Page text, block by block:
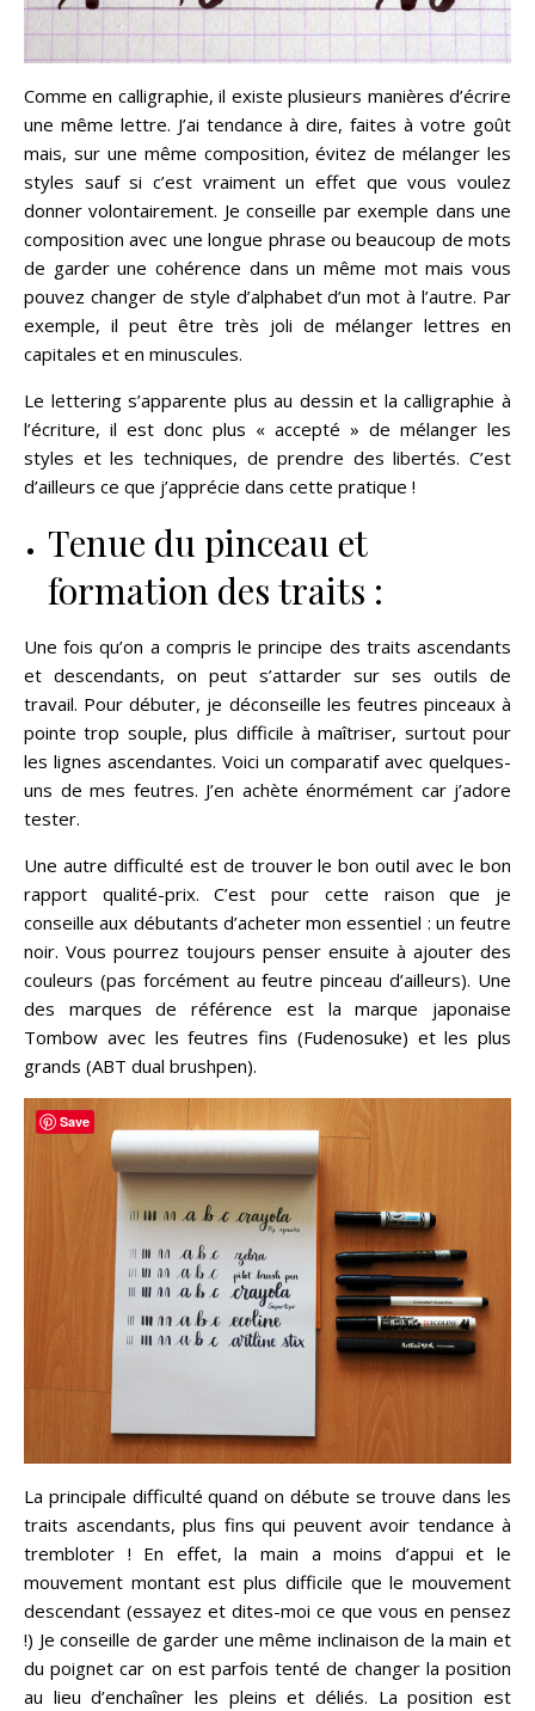
Comme en calligraphie, il existe plusieurs manières d’écrire
une même lettre. J’ai tendance à dire, faites à votre goût
mais, sur une même composition, évitez de mélanger les
styles sauf si c’est vraiment un effet que vous voulez
donner volontairement. Je conseille par exemple dans une
composition avec une longue phrase ou beaucoup de mots
de garder une cohérence dans un même mot mais vous
pouvez changer de style d’alphabet d’un mot à l’autre. Par
exemple, il peut être très joli de mélanger lettres en
capitales et en minuscules.
Le lettering s’apparente plus au dessin et la calligraphie à
l’écriture, il est donc plus « accepté » de mélanger les
styles et les techniques, de prendre des libertés. C’est
d’ailleurs ce que j’apprécie dans cette pratique !
Tenue du pinceau et
formation des traits :
Une fois qu’on a compris le principe des traits ascendants
et descendants, on peut s’attarder sur ses outils de
travail. Pour débuter, je déconseille les feutres pinceaux à
pointe trop souple, plus difficile à maîtriser, surtout pour
les lignes ascendantes. Voici un comparatif avec quelques-
uns de mes feutres. J’en achète énormément car j’adore
tester.
Une autre difficulté est de trouver le bon outil avec le bon
rapport qualité-prix. C’est pour cette raison que je
conseille aux débutants d’acheter mon essentiel : un feutre
noir. Vous pourrez toujours penser ensuite à ajouter des
couleurs (pas forcément au feutre pinceau d’ailleurs). Une
des marques de référence est la marque japonaise
Tombow avec les feutres fins (Fudenosuke) et les plus
grands (ABT dual brushpen).
La principale difficulté quand on débute se trouve dans les
traits ascendants, plus fins qui peuvent avoir tendance à
trembloter ! En effet, la main a moins d’appui et le
mouvement montant est plus difficile que le mouvement
descendant (essayez et dites-moi ce que vous en pensez
!) Je conseille de garder une même inclinaison de la main et
du poignet car on est parfois tenté de changer la position
au lieu d’enchaîner les pleins et déliés. La position est
Save